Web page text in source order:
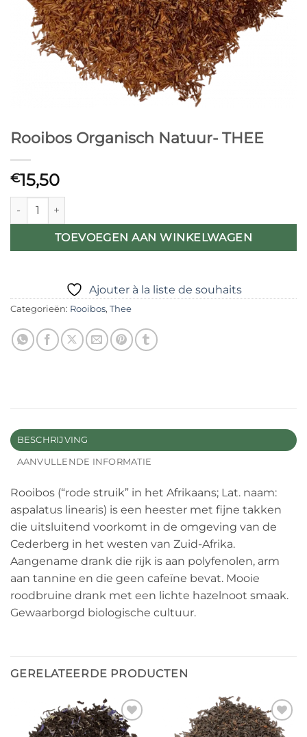
Rooibos Organisch Natuur- THEE
€15,50
Rooibos Organisch Natuur- THEE aantal
TOEVOEGEN AAN WINKELWAGEN
Ajouter à la liste de souhaits
Categorieën: Rooibos, Thee
BESCHRIJVING
AANVULLENDE INFORMATIE
Rooibos (“rode struik” in het Afrikaans; Lat. naam:
aspalatus linearis) is een heester met fijne takken
die uitsluitend voorkomt in de omgeving van de
Cederberg in het westen van Zuid-Afrika.
Aangename drank die rijk is aan polyfenolen, arm
aan tannine en die geen cafeïne bevat. Mooie
roodbruine drank met een lichte hazelnoot smaak.
Gewaarborgd biologische cultuur.
GERELATEERDE PRODUCTEN
Ajouter
Ajouter